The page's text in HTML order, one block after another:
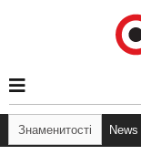
Знаменитості News